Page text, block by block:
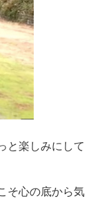
と楽しみにして
そ心の底から気